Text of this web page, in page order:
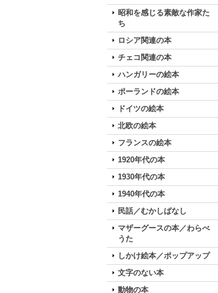
昭和を感じる素敵な作家た
ち
ロシア関連の本
チェコ関連の本
ハンガリーの絵本
ポーランドの絵本
ドイツの絵本
北欧の絵本
フランスの絵本
1920年代の本
1930年代の本
1940年代の本
民話／むかしばなし
マザーグースの本／わらべ
うた
しかけ絵本／ポップアップ
文字のない本
動物の本